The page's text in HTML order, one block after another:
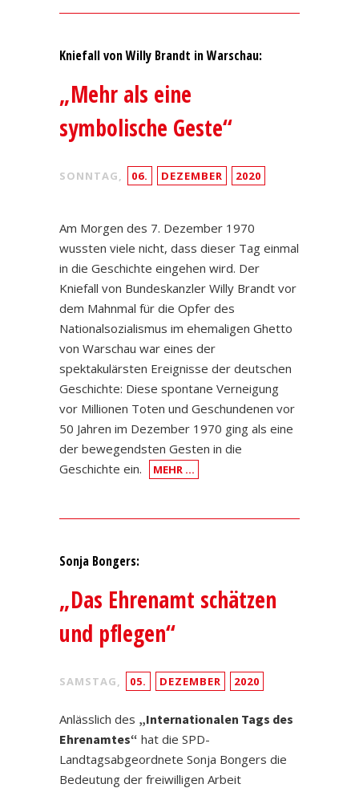
Kniefall von Willy Brandt in Warschau:
„Mehr als eine
symbolische Geste“
SONNTAG, 06. DEZEMBER 2020
Am Morgen des 7. Dezember 1970
wussten viele nicht, dass dieser Tag einmal
in die Geschichte eingehen wird. Der
Kniefall von Bundeskanzler Willy Brandt vor
dem Mahnmal für die Opfer des
Nationalsozialismus im ehemaligen Ghetto
von Warschau war eines der
spektakulärsten Ereignisse der deutschen
Geschichte: Diese spontane Verneigung
vor Millionen Toten und Geschundenen vor
50 Jahren im Dezember 1970 ging als eine
der bewegendsten Gesten in die
Geschichte ein.
MEHR …
Sonja Bongers:
„Das Ehrenamt schätzen
und pflegen“
SAMSTAG, 05. DEZEMBER 2020
Anlässlich des „Internationalen Tags des
Ehrenamtes“ hat die SPD-
Landtagsabgeordnete Sonja Bongers die
Bedeutung der freiwilligen Arbeit